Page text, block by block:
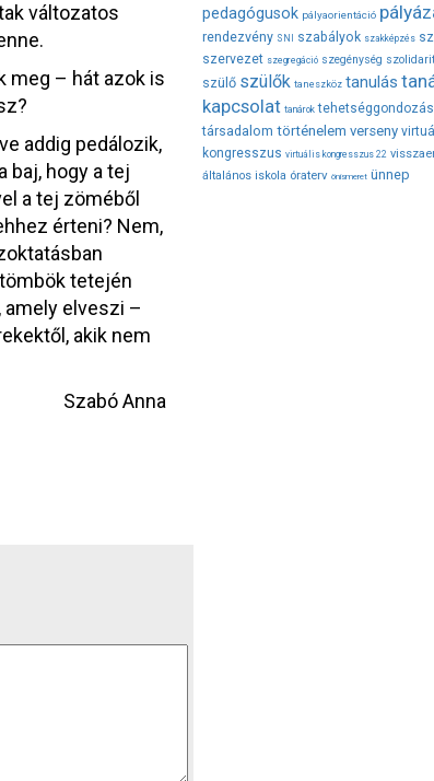
változatos
meg – hát azok is
addig pedálozik,
baj, hogy a tej
a tej zöméből
érteni? Nem,
tetején
amely elveszi –
akik nem
Szabó Anna
pedagógusok pályaorientáció
rendezvény SNI szabályok szakképzés
szervezet szegregáció szegénység
szülő szülők taneszköz tanulás
kapcsolat tanárok tehetséggondozás
társadalom történelem verseny
kongresszus virtuális kongresszus 22
általános iskola óraterv önismeret ünnep